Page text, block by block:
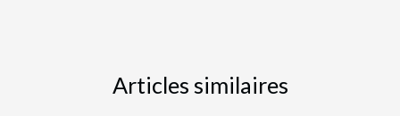
Articles similaires